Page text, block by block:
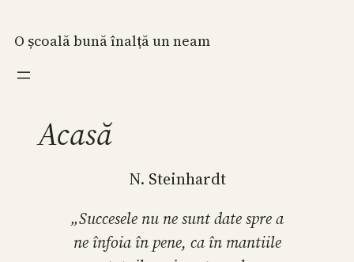
O școală bună înalță un neam
Acasă
N. Steinhardt
„Succesele nu ne sunt date spre a
ne înfoia în pene, ca în mantiile